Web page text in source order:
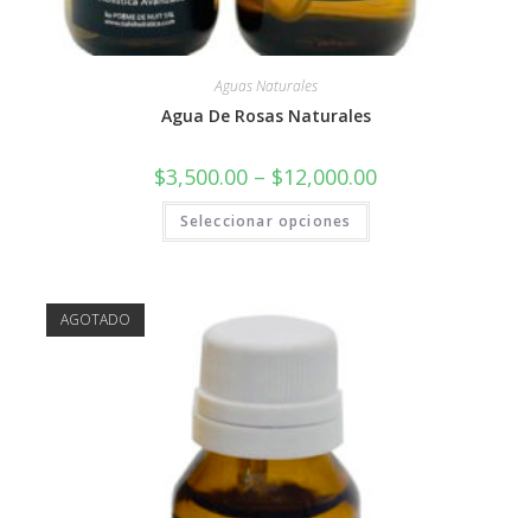
Aguas Naturales
Agua De Rosas Naturales
$3,500.00 – $12,000.00
Seleccionar opciones
AGOTADO